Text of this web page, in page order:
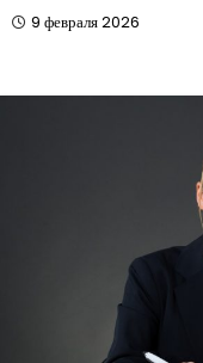
9 февраля 2026